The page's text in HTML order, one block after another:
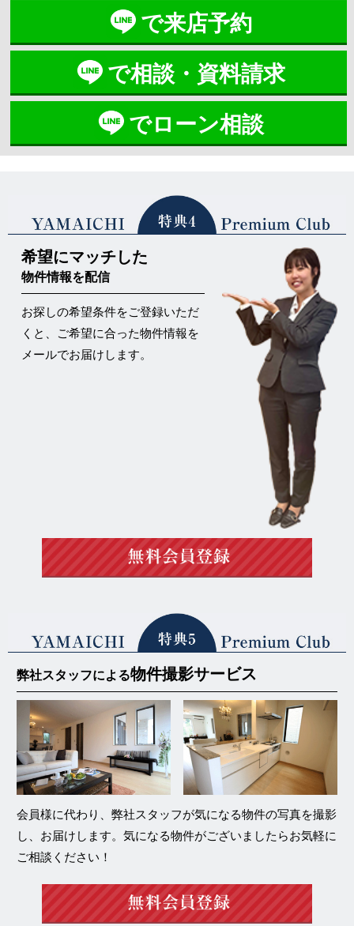
で来店予約
で相談・資料請求
でローン相談
希望にマッチした
物件情報を配信
お探しの希望条件をご登録いただ
くと、ご希望に合った物件情報を
メールでお届けします。
弊社スタッフによる物件撮影サービス
会員様に代わり、弊社スタッフが気になる物件の写真を撮影
し、お届けします。気になる物件がございましたらお気軽に
ご相談ください！